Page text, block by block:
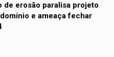
de erosão paralisa projeto
e ameaça fechar